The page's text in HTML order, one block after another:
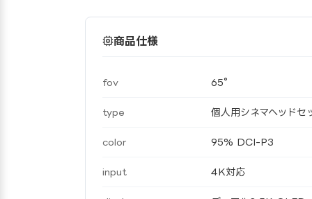
商品仕様
fov 65°
type 個人用シネマヘッドセ
color 95% DCI-P3
input 4K対応